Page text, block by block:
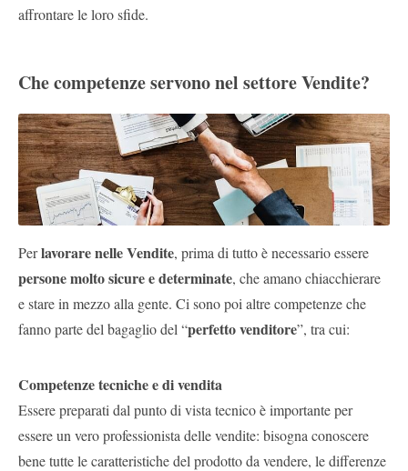
affrontare le loro sfide.
Che competenze servono nel settore Vendite?
Perlavorare nelle Vendite, prima di tutto è necessario essere
persone molto sicure e determinate, che amano chiacchierare
e stare in mezzo alla gente. Ci sono poi altre competenze che
fanno parte del bagaglio del “perfetto venditore”, tra cui:
Competenze tecniche e di vendita
Essere preparati dal punto di vista tecnico è importante per
essere un vero professionista delle vendite: bisogna conoscere
bene tutte le caratteristiche del prodotto da vendere, le differenze